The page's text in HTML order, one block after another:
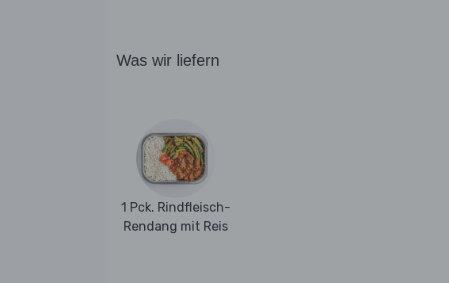
Was wir liefern
1 Pck. Rindfleisch-
Rendang mit Reis